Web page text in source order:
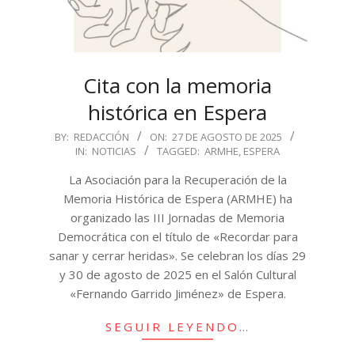
Cita con la memoria
histórica en Espera
2025-
BY: REDACCIÓN ON: 27 DE AGOSTO DE 2025
IN: NOTICIAS TAGGED: ARMHE, ESPERA
La Asociación para la Recuperación de la
Memoria Histórica de Espera (ARMHE) ha
organizado las III Jornadas de Memoria
Democrática con el título de «Recordar para
sanar y cerrar heridas». Se celebran los días 29
y 30 de agosto de 2025 en el Salón Cultural
«Fernando Garrido Jiménez» de Espera.
SEGUIR LEYENDO…